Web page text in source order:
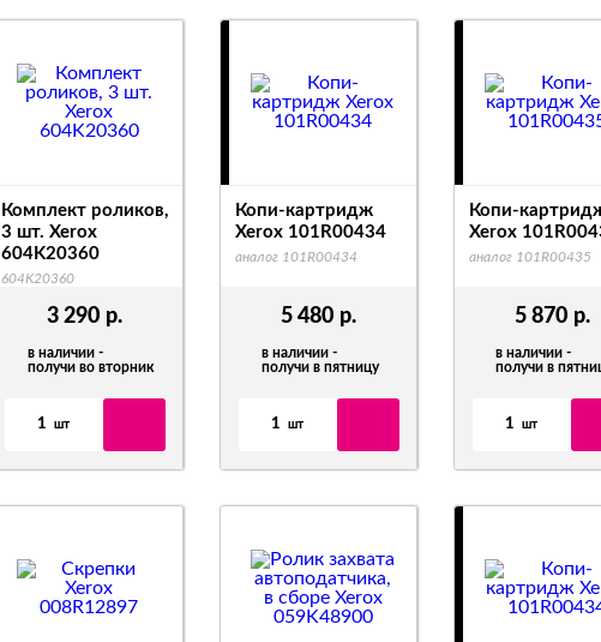
3 290 р.
в наличии -
получи во вторник
1 шт
Комплект роликов,
3 шт. Xerox
604K20360
604K20360
5 480 р.
в наличии -
получи в пятницу
1 шт
Копи-картридж
Xerox 101R00434
аналог 101R00434
5 870 р.
в наличии -
получи в
1 шт
Копи-
Xerox
аналог 101R00435